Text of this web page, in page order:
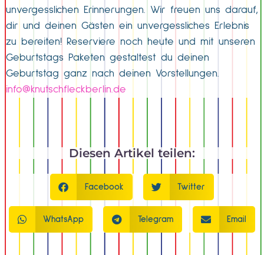
unvergesslichen Erinnerungen. Wir freuen uns darauf,
dir und deinen Gästen ein unvergessliches Erlebnis
zu bereiten! Reserviere noch heute und mit unseren
Geburtstags Paketen gestaltest du deinen
Geburtstag ganz nach deinen Vorstellungen.
info@knutschfleckberlin.de
Diesen Artikel teilen:
Facebook Twitter
WhatsApp Telegram Email